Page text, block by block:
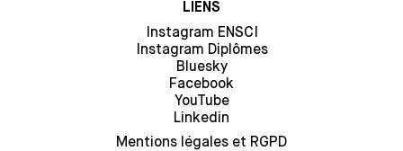
LIENS
Instagram ENSCI
Instagram Diplômes
Bluesky
Facebook
YouTube
Linkedin
Mentions légales et RGPD